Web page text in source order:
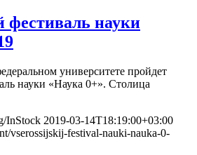
фестиваль науки
университете пройдет
науки «Наука 0+». Столица
InStock 2019-03-14T18:19:00+03:00
vserossijskij-festival-nauki-nauka-0-